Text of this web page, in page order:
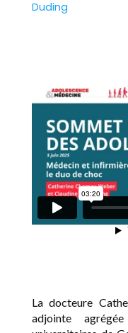
Duding
La docteure
adjointe